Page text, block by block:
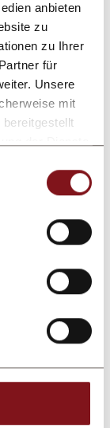
anbieten
zu
zu Ihrer
für
Unsere
mit
data you have
for
the form.